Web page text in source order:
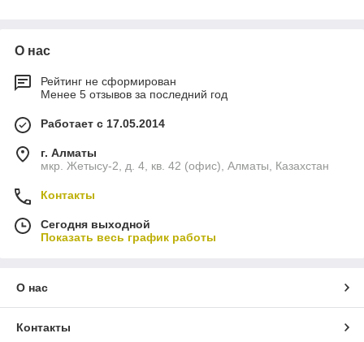
О нас
Рейтинг не сформирован
Менее 5 отзывов за последний год
Работает с 17.05.2014
г. Алматы
мкр. Жетысу-2, д. 4, кв. 42 (офис), Алматы, Казахстан
Контакты
Сегодня выходной
Показать весь график работы
О нас
Контакты